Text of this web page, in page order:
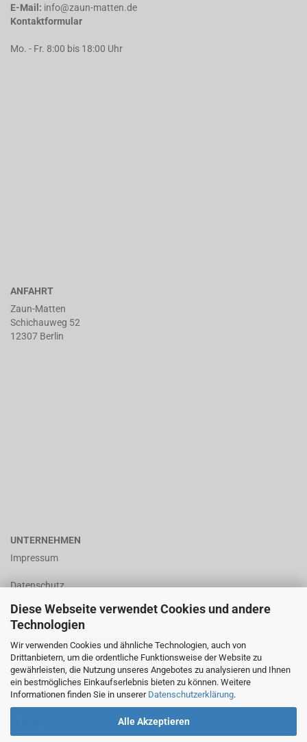
Diese Webseite verwendet Cookies und andere
Technologien
Wir verwenden Cookies und ähnliche Technologien, auch von
Drittanbietern, um die ordentliche Funktionsweise der Website zu
gewährleisten, die Nutzung unseres Angebotes zu analysieren und Ihnen
ein bestmögliches Einkaufserlebnis bieten zu können. Weitere
Informationen finden Sie in unserer Datenschutzerklärung.
Alle Akzeptieren
E-Mail: info@zaun-matten.de
Kontaktformular
Mo. - Fr. 8:00 bis 18:00 Uhr
ANFAHRT
Zaun-Matten
Schichauweg 52
12307 Berlin
UNTERNEHMEN
Impressum
Datenschutz
AGB
Versand- & Zahlungsbedingungen
Widerrufsrecht & Widerrufsformular
Callback Service